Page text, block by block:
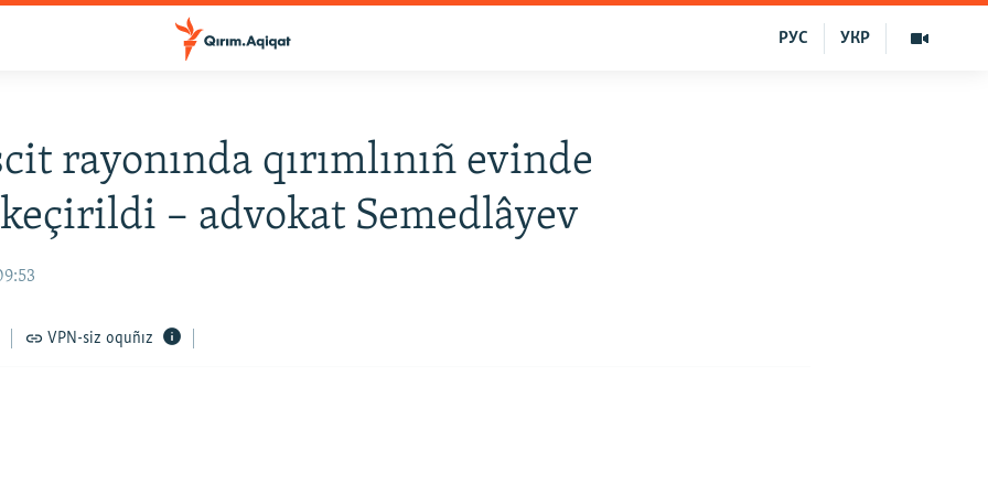
УКР
РУС
rayonında qırımlınıñ evinde
– advokat Semedlâyev
VPN-siz oquñız